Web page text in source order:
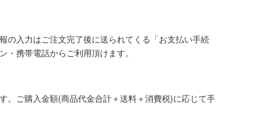
の入力はご注文完了後に送られてくる「お支払い手続
携帯電話からご利用頂けます。
。ご購入金額(商品代金合計＋送料＋消費税)に応じて手